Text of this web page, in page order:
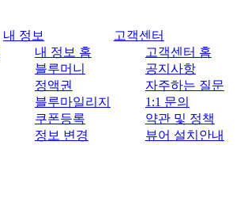
내 정보
내 정보 홈
블루머니
정액권
블루마일리지
쿠폰등록
정보 변경
고객센터
고객센터 홈
공지사항
자주하는 질문
1:1 문의
약관 및 정책
뷰어 설치안내